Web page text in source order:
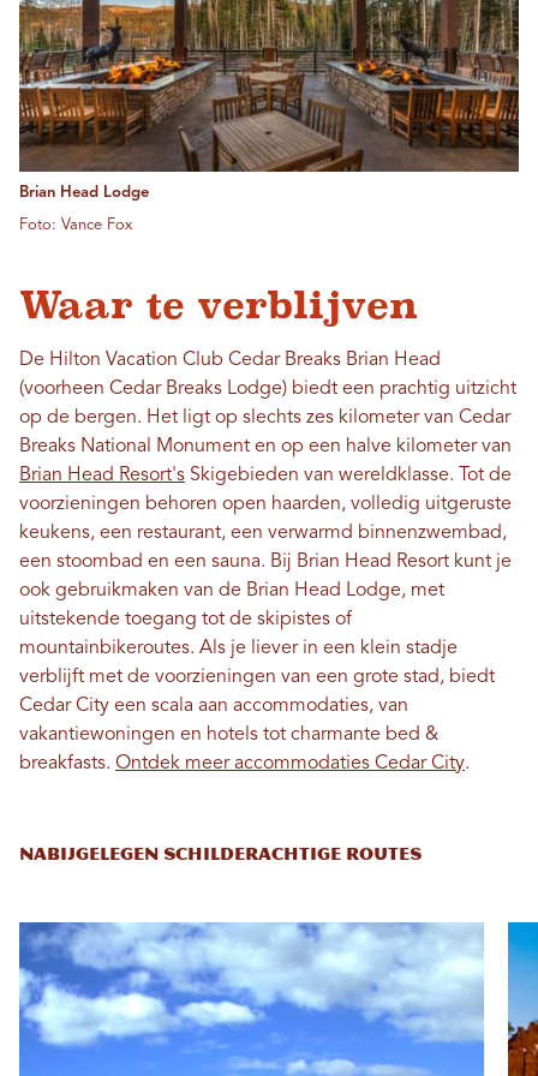
Brian Head Lodge
Foto: Vance Fox
Waar te verblijven
De Hilton Vacation Club Cedar Breaks Brian Head
(voorheen Cedar Breaks Lodge) biedt een prachtig uitzicht
op de bergen. Het ligt op slechts zes kilometer van Cedar
Breaks National Monument en op een halve kilometer van
Brian Head Resort's Skigebieden van wereldklasse. Tot de
voorzieningen behoren open haarden, volledig uitgeruste
keukens, een restaurant, een verwarmd binnenzwembad,
een stoombad en een sauna. Bij Brian Head Resort kunt je
ook gebruikmaken van de Brian Head Lodge, met
uitstekende toegang tot de skipistes of
mountainbikeroutes. Als je liever in een klein stadje
verblijft met de voorzieningen van een grote stad, biedt
Cedar City een scala aan accommodaties, van
vakantiewoningen en hotels tot charmante bed &
breakfasts. Ontdek meer accommodaties Cedar City.
NABIJGELEGEN SCHILDERACHTIGE ROUTES